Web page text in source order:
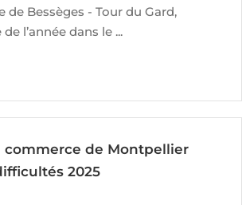
de Bessèges - Tour du Gard,
l’année dans le ...
commerce de Montpellier
2025